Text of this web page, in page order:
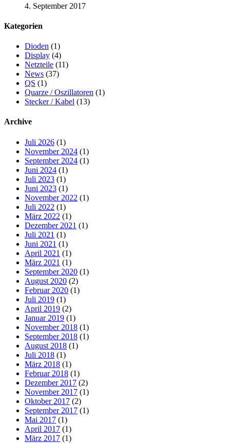
4. September 2017
Kategorien
Dioden (1)
Display (4)
Netzteile (11)
News (37)
QS (1)
Quarze / Oszillatoren (1)
Stecker / Kabel (13)
Archive
Juli 2026 (1)
November 2024 (1)
September 2024 (1)
Juni 2024 (1)
Juli 2023 (1)
Juni 2023 (1)
November 2022 (1)
Juli 2022 (1)
März 2022 (1)
Dezember 2021 (1)
Juli 2021 (1)
Juni 2021 (1)
April 2021 (1)
März 2021 (1)
September 2020 (1)
August 2020 (2)
Februar 2020 (1)
Juli 2019 (1)
April 2019 (2)
Januar 2019 (1)
November 2018 (1)
September 2018 (1)
August 2018 (1)
Juli 2018 (1)
März 2018 (1)
Februar 2018 (1)
Dezember 2017 (2)
November 2017 (1)
Oktober 2017 (2)
September 2017 (1)
Mai 2017 (1)
April 2017 (1)
März 2017 (1)